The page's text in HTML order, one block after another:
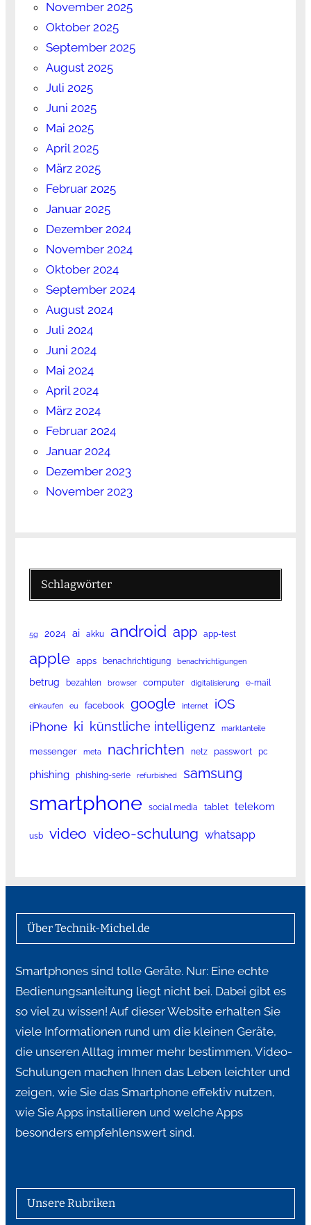
November 2025
Oktober 2025
September 2025
August 2025
Juli 2025
Juni 2025
Mai 2025
April 2025
März 2025
Februar 2025
Januar 2025
Dezember 2024
November 2024
Oktober 2024
September 2024
August 2024
Juli 2024
Juni 2024
Mai 2024
April 2024
März 2024
Februar 2024
Januar 2024
Dezember 2023
November 2023
Schlagwörter
5g 2024 ai akku android app app-test
apple apps benachrichtigung benachrichtigungen
betrug bezahlen browser computer digitalisierung e-mail
einkaufen eu facebook google internet iOS
iPhone ki künstliche intelligenz marktanteile
messenger meta nachrichten netz passwort pc
phishing phishing-serie refurbished samsung
smartphone social media tablet telekom
usb video video-schulung whatsapp
Über Technik-Michel.de
Smartphones sind tolle Geräte. Nur: Eine echte
Bedienungsanleitung liegt nicht bei. Dabei gibt es
so viel zu wissen! Auf dieser Website erhalten Sie
viele Informationen rund um die kleinen Geräte,
die unseren Alltag immer mehr bestimmen. Video-
Schulungen machen Ihnen das Leben leichter und
zeigen, wie Sie das Smartphone effektiv nutzen,
wie Sie Apps installieren und welche Apps
besonders empfehlenswert sind.
Unsere Rubriken